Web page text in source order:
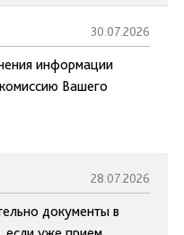
30.07.2026
информации
Вашего
28.07.2026
документы в